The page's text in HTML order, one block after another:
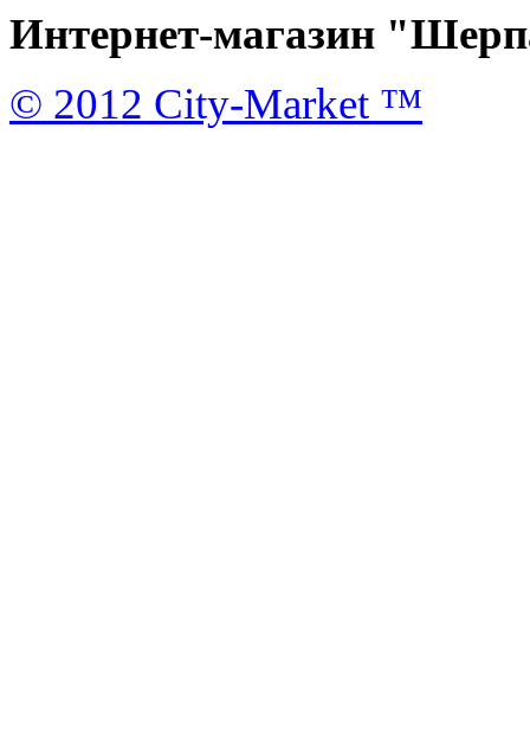
Интернет-магазин
© 2012 City-Market ™